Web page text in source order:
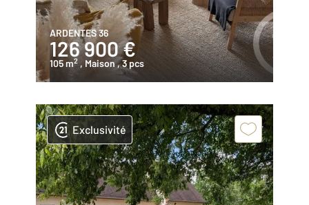
ARDENTES 36
126 900 €
105 m2 , Maison , 3 pcs
Exclusivité